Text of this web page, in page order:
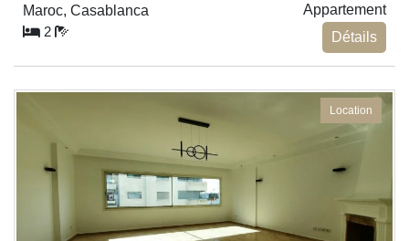
Maroc, Casablanca
Appartement
2
Détails
Location